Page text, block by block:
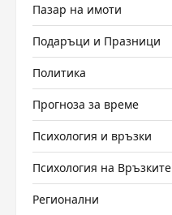
Пазар на имоти
Подаръци и Празници
Политика
Прогноза за време
Психология и връзки
Психология на Връзките
Регионални